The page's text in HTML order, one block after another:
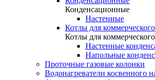
Конденсационные
Настенные
Котлы для
Котлы для
Настенные
Напольные
Проточные газовые колонки
Водонагреватели косвенного